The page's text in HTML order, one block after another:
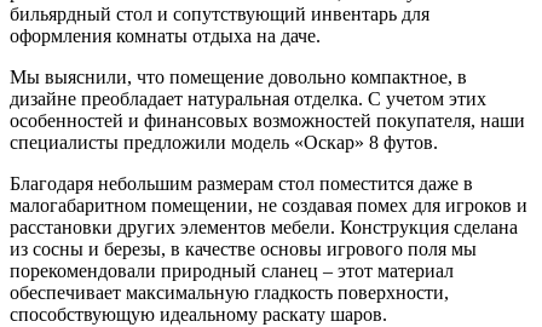
бильярдный стол и сопутствующий инвентарь для
оформления комнаты отдыха на даче.
Мы выяснили, что помещение довольно компактное, в
дизайне преобладает натуральная отделка. С учетом этих
особенностей и финансовых возможностей покупателя, наши
специалисты предложили модель «Оскар» 8 футов.
Благодаря небольшим размерам стол поместится даже в
малогабаритном помещении, не создавая помех для игроков и
расстановки других элементов мебели. Конструкция сделана
из сосны и березы, в качестве основы игрового поля мы
порекомендовали природный сланец – этот материал
обеспечивает максимальную гладкость поверхности,
способствующую идеальному раскату шаров.